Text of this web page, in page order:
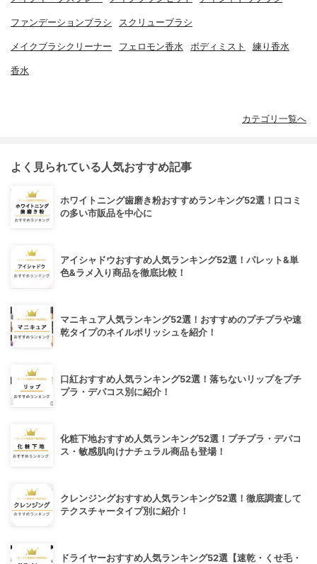
ファンデーションブラシ スクリューブラシ
メイクブラシクリーナー フェロモン香水 ボディミスト 練り香水
香水
カテゴリ一覧へ
よく見られている人気おすすめ記事
ホワイトニング歯磨き粉おすすめランキング52選！口コミ
の多い市販品を中心に
アイシャドウおすすめ人気ランキング52選！パレット&単
色&ラメ入り商品を徹底比較！
マニキュア人気ランキング52選！おすすめのプチプラや速
乾タイプのネイルポリッシュを紹介！
口紅おすすめ人気ランキング52選！落ちないリップをプチ
プラ・デパコス別に紹介！
化粧下地おすすめ人気ランキング52選！プチプラ・デパコ
ス・敏感肌向けナチュラル商品も登場！
クレンジングおすすめ人気ランキング52選！徹底調査して
テクスチャータイプ別に紹介！
ドライヤーおすすめ人気ランキング52選【速乾・くせ毛・